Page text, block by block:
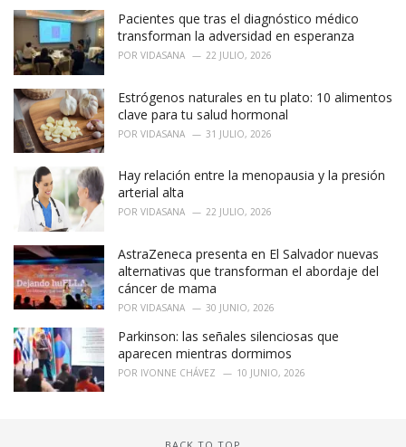
o
i
e
:
Pacientes que tras el diagnóstico médico
transforman la adversidad en esperanza
POR VIDASANA 22 JULIO, 2026
Estrógenos naturales en tu plato: 10 alimentos
clave para tu salud hormonal
POR VIDASANA 31 JULIO, 2026
Hay relación entre la menopausia y la presión
arterial alta
POR VIDASANA 22 JULIO, 2026
AstraZeneca presenta en El Salvador nuevas
alternativas que transforman el abordaje del
cáncer de mama
POR VIDASANA 30 JUNIO, 2026
Parkinson: las señales silenciosas que
aparecen mientras dormimos
POR IVONNE CHÁVEZ 10 JUNIO, 2026